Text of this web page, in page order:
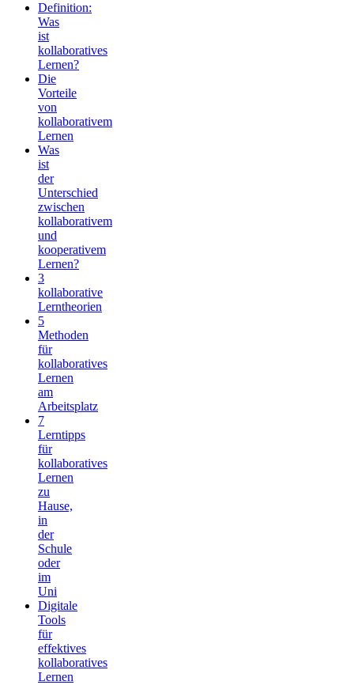
Definition:
Was
ist
kollaboratives
Lernen?
Die
Vorteile
von
kollaborativem
Lernen
Was
ist
der
Unterschied
zwischen
kollaborativem
und
kooperativem
Lernen?
3
kollaborative
Lerntheorien
5
Methoden
für
kollaboratives
Lernen
am
Arbeitsplatz
7
Lerntipps
für
kollaboratives
Lernen
zu
Hause,
in
der
Schule
oder
im
Uni
Digitale
Tools
für
effektives
kollaboratives
Lernen